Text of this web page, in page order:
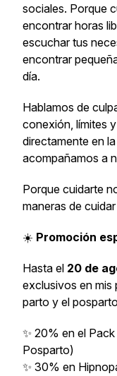
sociales. Porque
encontrar horas
escuchar tus
encontrar
día.
Hablamos de
conexión, límites
directamente en
acompañamos a
Porque cuidarte
maneras de
☀️ Promoción
Hasta el 20 de
exclusivos en mis
parto y el
✨ 20% en el
Posparto)
✨ 30% en